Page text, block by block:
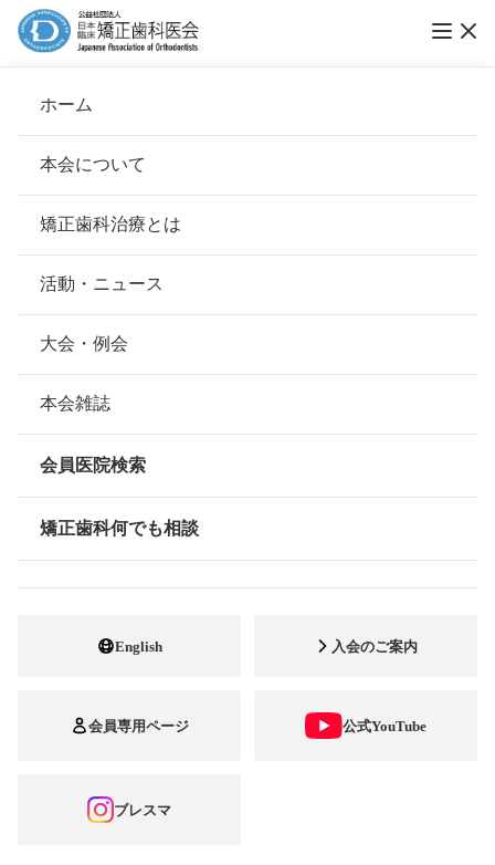
ホーム
本会について
会長挨拶
基本理念
組織について
本会の歴史
情報公開
矯正歯科治療とは
安心して治療を受けていただくための「6つの指針」
安心できる矯正歯科治療契約のための「7つの提言」
矯正歯科治療について
活動・ニュース
大会・例会
本会雑誌
会員医院検索
矯正歯科何でも相談
English 入会のご案内
会員専用ページ 公式YouTube
ブレスマ
第17回ブレーススマイルコンテスト受賞作品
発表
ブレーススマイルコンテスト
公開日：2021年12月09日（木）
第17回ブレーススマイルコ
ンテスト受賞作品発表
～“最優秀賞”は、埼玉県在住の松尾(まつお)
代表で金メダリストの大橋 悠依選手へ“特別
ォトコンテスト「第 17回ブレース スマイル